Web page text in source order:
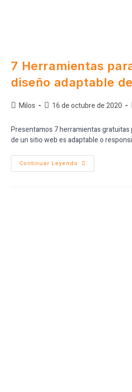
7 Herramientas
diseño adaptable
Milos 16 de octubre de 2020
Presentamos 7 herramientas gratuitas
de un sitio web es adaptable o
Continuar Leyendo